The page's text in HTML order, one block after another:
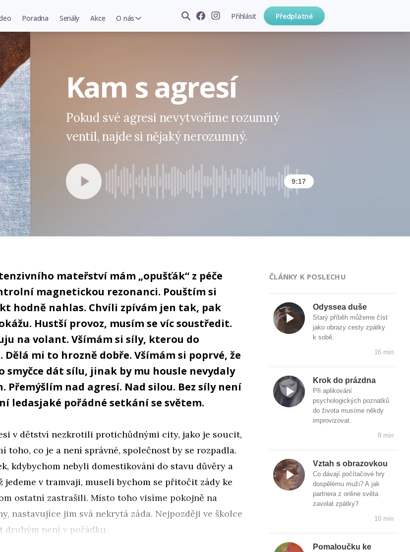
Poradna Seriály Akce O nás Přihlásit Předplatné
Kam s agresí
Pokud své agresi nevytvoříme rozumný
ventil, najde si nějaký nerozumný.
9:17
mateřství mám „opušťák“ z péče
magnetickou rezonanci. Pouštím si
hodně nahlas. Chvíli zpívám jen tak, pak
Hustší provoz, musím se víc soustředit.
na volant. Všímám si síly, kterou do
Dělá mi to hrozně dobře. Všímám si poprvé, že
smyčce dát sílu, jinak by mu housle nevydaly
Přemýšlím nad agresí. Nad silou. Bez síly není
ledasjaké pořádné setkání se světem.
v dětství nezkrotili protichůdnými city, jako je soucit,
toho, co je a není správné, společnost by se rozpadla.
kdybychom nebyli domestikováni do stavu důvěry a
v tramvaji, museli bychom se přitočit zády ke
ostatní zastrašili. Místo toho visíme pokojně na
nastavujíce jim svá nekrytá záda. Nejpozději ve školce
druhým není v pořádku.
ČLÁNKY K POSLECHU
Odyssea duše
Starý příběh můžeme číst
jako obrazy cesty zpátky
k sobě.
16 min
Krok do prázdna
Při aplikování
psychologických poznatků
do života musíme někdy
improvizovat.
8 min
Vztah s obrazovkou
Co dávají počítačové hry
dospělému muži? A jak
partnera z online světa
zavolat zpátky?
10 min
Pomaloučku ke